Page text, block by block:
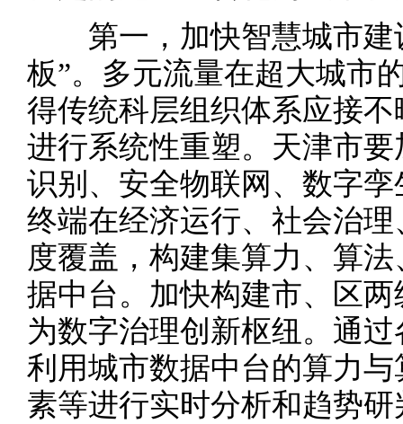
第一，加快智慧城市建
板”。多元流量在超大城市
得传统科层组织体系应接
进行系统性重塑。天津市
识别、安全物联网、数字
终端在经济运行、社会治
度覆盖，构建集算力、算
据中台。加快构建市、区
为数字治理创新枢纽。通
利用城市数据中台的算力
素等进行实时分析和趋势